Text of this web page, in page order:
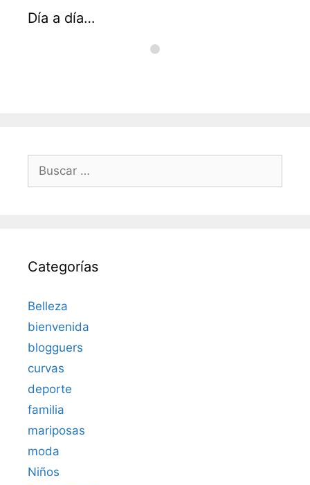
Día a día…
Buscar:
Categorías
Belleza
bienvenida
blogguers
curvas
deporte
familia
mariposas
moda
Niños